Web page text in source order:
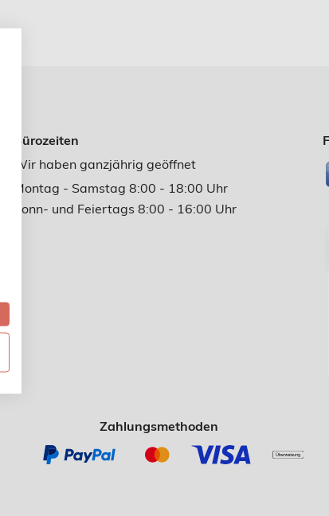
Bürozeiten
Wir haben ganzjährig geöffnet
Montag - Samstag 8:00 - 18:00 Uhr
Sonn- und Feiertags 8:00 - 16:00 Uhr
Zahlungsmethoden